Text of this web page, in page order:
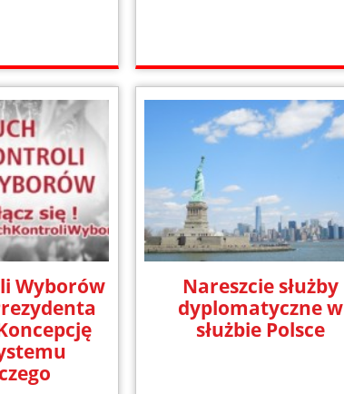
Wyborów
Nareszcie służby
dyplomatyczne w
służbie Polsce